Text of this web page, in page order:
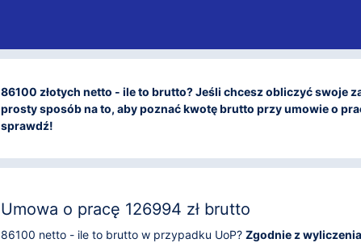
86100 złotych netto - ile to brutto? Jeśli chcesz obliczyć swoje
prosty sposób na to, aby poznać kwotę brutto przy umowie o
sprawdź!
Umowa o pracę 126994 zł brutto
86100 netto - ile to brutto w przypadku UoP? Zgodnie z